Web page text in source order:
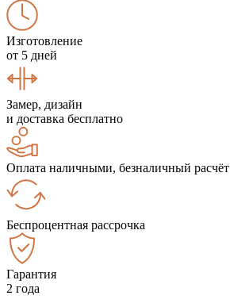
Изготовление
от 5 дней
Замер, дизайн
и доставка бесплатно
Оплата наличными, безналичный расчёт
Беспроцентная рассрочка
Гарантия
2 года